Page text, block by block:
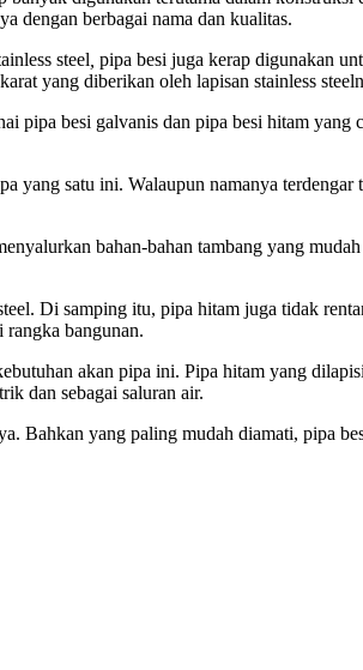
dengan berbagai nama dan kualitas.
steel pipa besi juga kerap digunakan
yang diberikan oleh lapisan stainless
pipa besi galvanis dan pipa besi hitam yang
yang satu ini. Walaupun namanya
bahan-bahan tambang yang
Di samping itu, pipa hitam juga tidak
rangka bangunan.
akan pipa ini. Pipa hitam yang
dan sebagai saluran air.
Bahkan yang paling mudah diamati, pipa